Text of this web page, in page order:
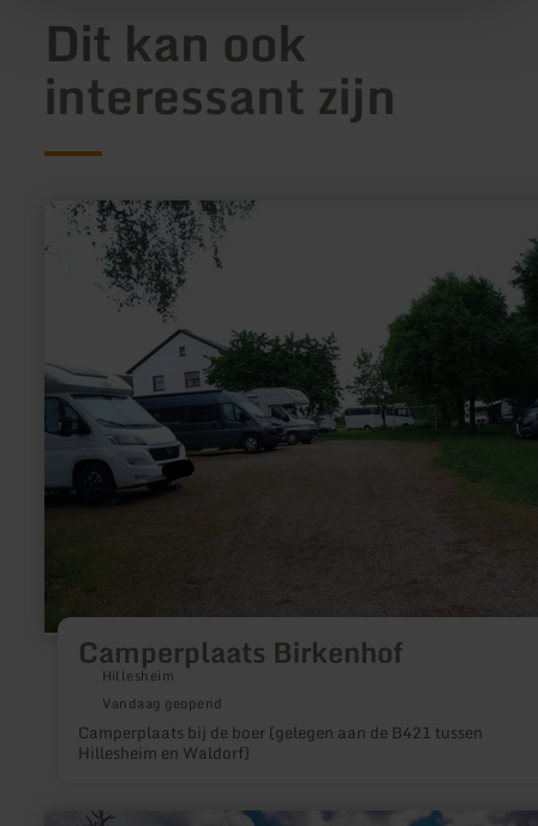
Dit kan ook
interessant zijn
Camperplaats Birkenhof
Hillesheim
Vandaag geopend
Camperplaats bij de boer (gelegen aan de B421 tussen
Hillesheim en Waldorf)
meer
informatie
over:
Camperplaats
Birkenhof